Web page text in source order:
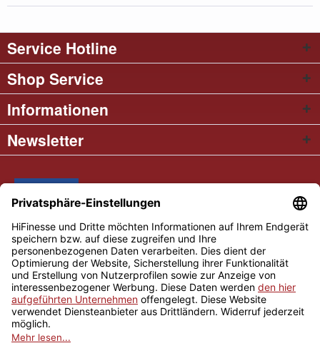
Service Hotline
Shop Service
Informationen
Newsletter
* Alle Preise inkl. gesetzl. Mehrwertsteuer
Cookie settings Händler-Login
Über uns
Kontakt und Anfahrt
Versand und Zahlungsbedingungen